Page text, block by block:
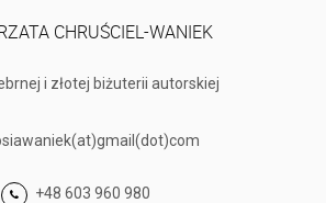
CHRUŚCIEL-WANIEK
i złotej biżuterii autorskiej
+48 603 960 980